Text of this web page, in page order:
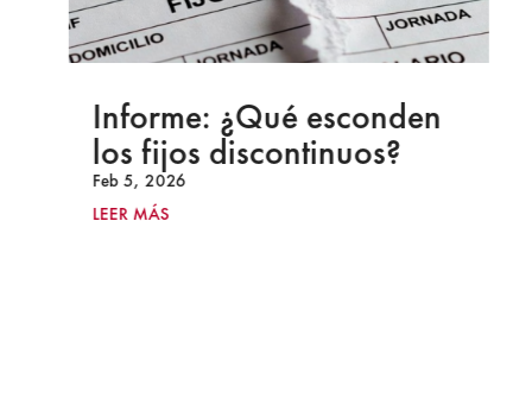
Informe: ¿Qué esconden
los fijos discontinuos?
Feb 5, 2026
LEER MÁS